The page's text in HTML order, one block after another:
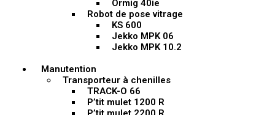
Ormig 40ie
Robot de pose vitrage
KS 600
Jekko MPK 06
Jekko MPK 10.2
Manutention
Transporteur à chenilles
TRACK-O 66
P’tit mulet 1200 R